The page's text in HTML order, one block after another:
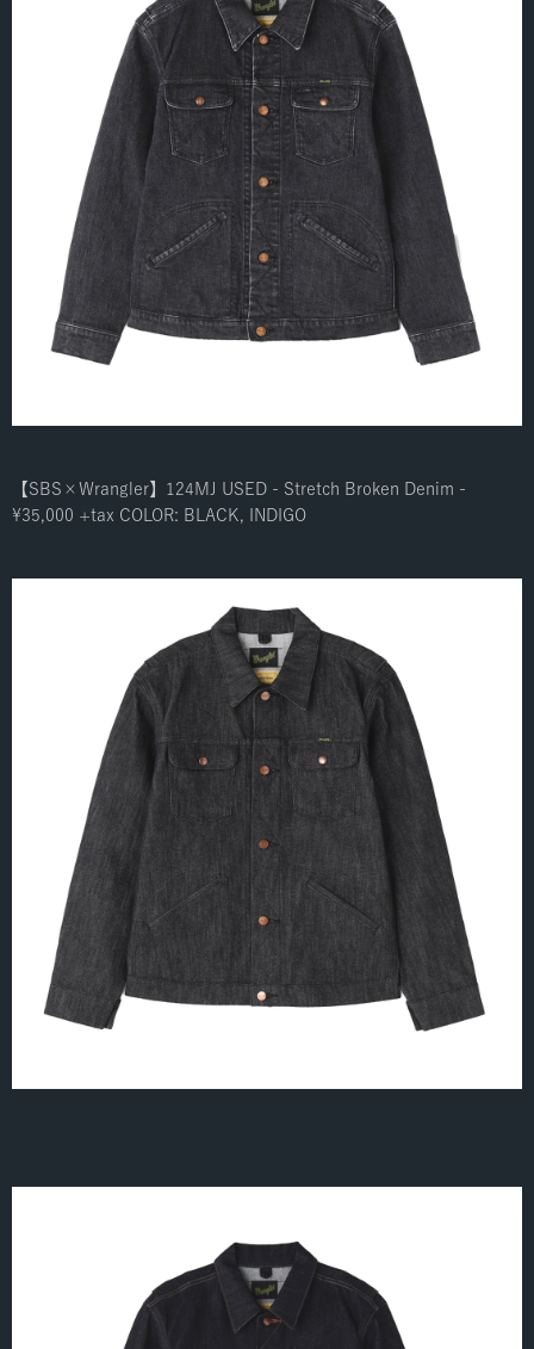
【SBS×Wrangler】124MJ USED - Stretch Broken Denim -
¥35,000 +tax COLOR: BLACK, INDIGO